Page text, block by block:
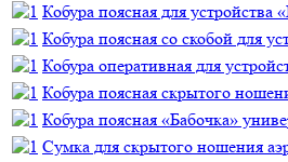
Кобура поясная для устройства
Кобура поясная со скобой для
Кобура оперативная для
Кобура поясная скрытого
Кобура поясная «Бабочка»
Сумка для скрытого ношения